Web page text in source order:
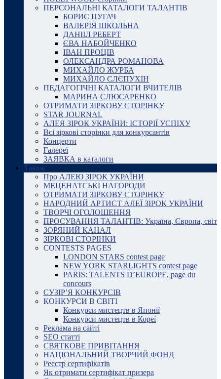
ПЕРСОНАЛЬНІ КАТАЛОГИ ТАЛАНТІВ
БОРИС ПУГАЧ
ВАЛЕРІЯ ШКОЛЬНА
ДАНІІЛ РЕБЕРТ
ЄВА НАБОЙЧЕНКО
ІВАН ПРОЦІВ
ОЛЕКСАНДРА РОМАНОВА
МИХАЙЛО ЖУРБА
МИХАЙЛО СЛЄПУХІН
ПЕДАГОГІЧНІ КАТАЛОГИ ВЧИТЕЛІВ
МАРИНА СЛЮСАРЕНКО
ОТРИМАТИ ЗІРКОВУ СТОРІНКУ
STAR JOURNAL
АЛЕЯ ЗІРОК УКРАЇНИ: ІСТОРІЇ УСПІХУ
Всі зіркові сторінки для конкурсантів
Концерти
Галереї
ЗАЯВКА в каталоги
Також
Про АЛЕЮ ЗІРОК УКРАЇНИ
МЕЦЕНАТСЬКІ НАГОРОДИ
ОТРИМАТИ ЗІРКОВУ СТОРІНКУ
НАРОДНИЙ АРТИСТ АЛЕЇ ЗІРОК УКРАЇНИ
ТВОРЧІ ОГОЛОШЕННЯ
ПРОСУВАННЯ ТАЛАНТІВ: Україна, Європа, світ
ЗОРЯНИЙ КАНАЛ
ЗІРКОВІ СТОРІНКИ
CONTESTS PAGES
LONDON STARS contest page
NEW YORK STARLIGHTS contest page
PARIS: TALENTS D’EUROPE, page du
concours
СУЗІР’Я КОНКУРСІВ
КОНКУРСИ В СВІТІ
Конкурси мистецтв в Японії
Конкурси мистецтв в Кореї
Реклама на сайті
SEO статті
СВЯТКОВЕ ПРИВІТАННЯ
НАЦІОНАЛЬНИЙ ТВОРЧИЙ ФОНД
Реєстр сертифікатів
Як отримати сертифікат призера